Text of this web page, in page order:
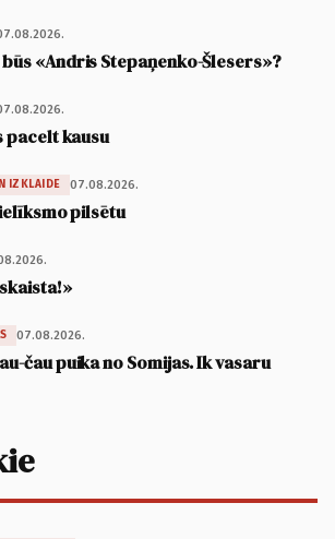
«Andris Stepaņenko-Šlesers»?
pacelt kausu
IZKLAIDE 07.08.2026.
pilsētu
07.08.2026.
čau puika no Somijas. Ik vasaru